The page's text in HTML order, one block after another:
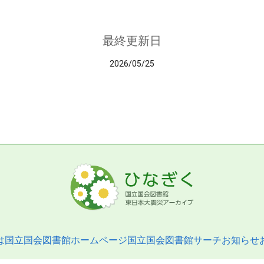
最終更新日
2026/05/25
国立国会図書館ホームページ国立国会図書館サーチお知らせ